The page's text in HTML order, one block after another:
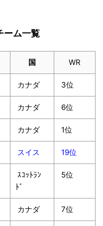
ーム一覧
国 WR
カナダ 3位
カナダ 6位
カナダ 1位
スイス 19位
ｽｺｯﾄﾗﾝ
ﾄﾞ
5位
カナダ 7位